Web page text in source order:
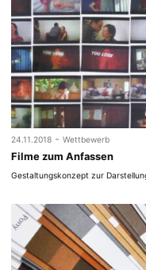
24.11.2018 - Wettbewerb
Filme zum Anfassen
Gestaltungskonzept zur